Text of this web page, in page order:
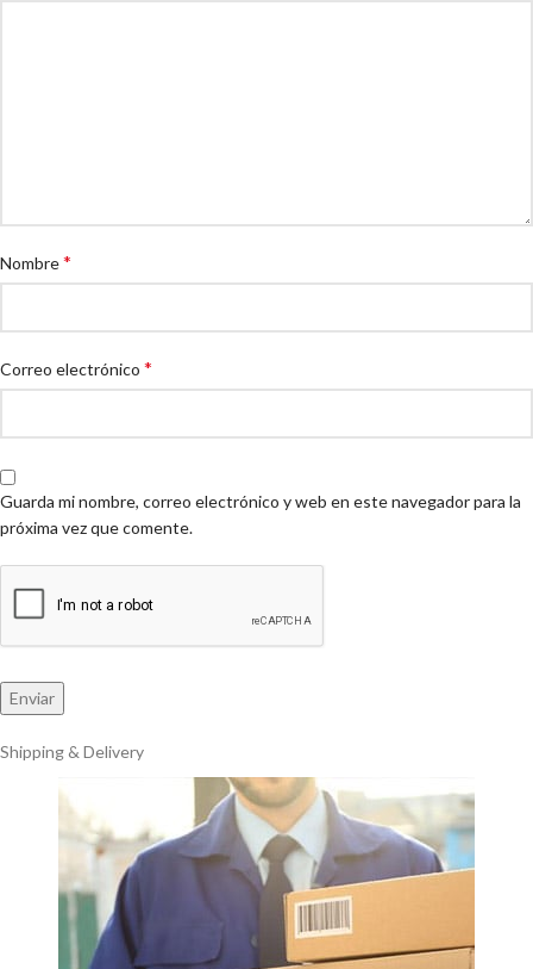
Nombre*
Correo electrónico *
Guarda mi nombre, correo electrónico y web en este navegador para la
próxima vez que comente.
Shipping & Delivery